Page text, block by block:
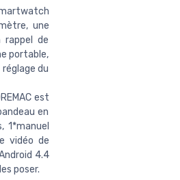
une
de
portable,
du
est
en
1*manuel
vidéo de
4.4
poser.